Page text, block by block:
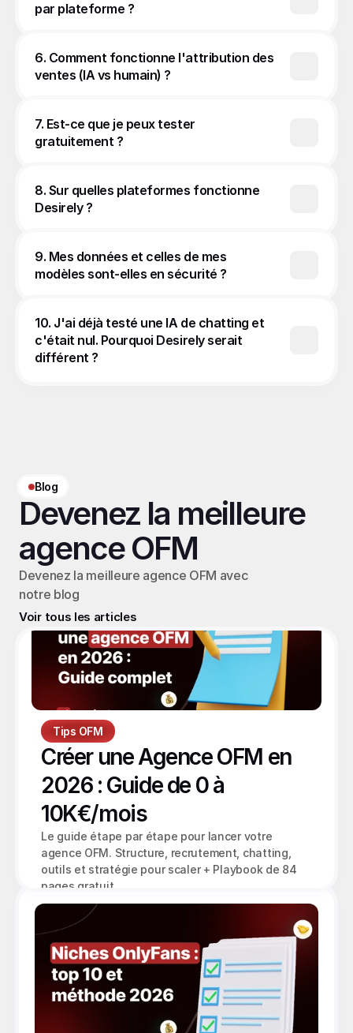
par plateforme ?
6. Comment fonctionne l'attribution des
ventes (IA vs humain) ?
7. Est-ce que je peux tester
gratuitement ?
8. Sur quelles plateformes fonctionne
Desirely ?
9. Mes données et celles de mes
modèles sont-elles en sécurité ?
10. J'ai déjà testé une IA de chatting et
c'était nul. Pourquoi Desirely serait
différent ?
Blog
Devenez la meilleure
agence OFM
Devenez la meilleure agence OFM avec
notre blog
Voir tous les articles
Tips OFM
Créer une Agence OFM en
2026 : Guide de 0 à
10K€/mois
Le guide étape par étape pour lancer votre
agence OFM. Structure, recrutement, chatting,
outils et stratégie pour scaler + Playbook de 84
pages gratuit.